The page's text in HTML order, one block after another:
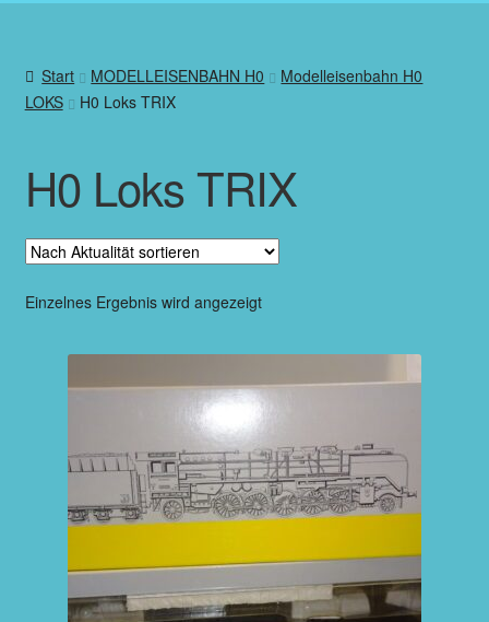
Start MODELLEISENBAHN H0
Modelleisenbahn H0
LOKS
H0 Loks TRIX
H0 Loks TRIX
Einzelnes Ergebnis wird angezeigt